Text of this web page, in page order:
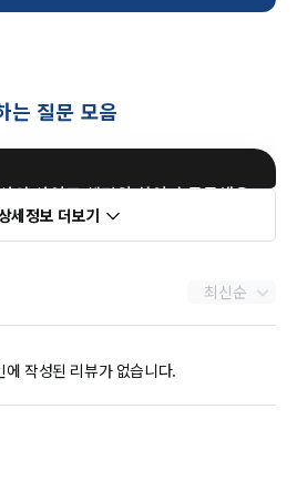
는 질문 모음
와 사이트 셋팅의 차이가 궁금해요.
들어요! 주문과정이 어떻게 되나요?
하면 작업기간은 얼마나 걸릴까요?
세정보 더보기
최신순
에 작성된 리뷰가 없습니다.